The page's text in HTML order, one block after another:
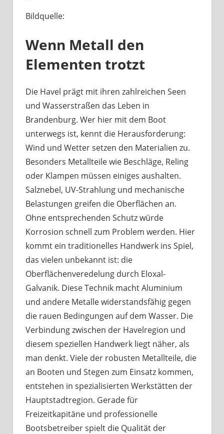
mit
tun?
Bildquelle:
Wenn Metall den
Elementen trotzt
Die Havel prägt mit ihren zahlreichen Seen
und Wasserstraßen das Leben in
Brandenburg. Wer hier mit dem Boot
unterwegs ist, kennt die Herausforderung:
Wind und Wetter setzen den Materialien zu.
Besonders Metallteile wie Beschläge, Reling
oder Klampen müssen einiges aushalten.
Salznebel, UV-Strahlung und mechanische
Belastungen greifen die Oberflächen an.
Ohne entsprechenden Schutz würde
Korrosion schnell zum Problem werden. Hier
kommt ein traditionelles Handwerk ins Spiel,
das vielen unbekannt ist: die
Oberflächenveredelung durch Eloxal-
Galvanik. Diese Technik macht Aluminium
und andere Metalle widerstandsfähig gegen
die rauen Bedingungen auf dem Wasser. Die
Verbindung zwischen der Havelregion und
diesem speziellen Handwerk liegt näher, als
man denkt. Viele der robusten Metallteile, die
an Booten und Stegen zum Einsatz kommen,
entstehen in spezialisierten Werkstätten der
Hauptstadtregion. Gerade für
Freizeitkapitäne und professionelle
Bootsbetreiber spielt die Qualität der